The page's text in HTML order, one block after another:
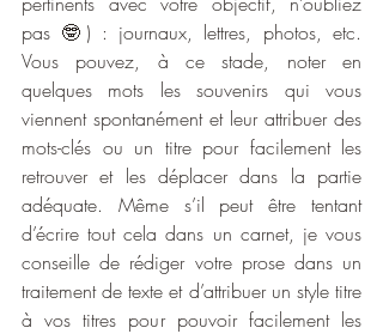
pas 🤓) : journaux, lettres, photos, etc.
Vous pouvez, à ce stade, noter en
quelques mots les souvenirs qui vous
viennent spontanément et leur attribuer des
mots-clés ou un titre pour facilement les
retrouver et les déplacer dans la partie
adéquate. Même s’il peut être tentant
d’écrire tout cela dans un carnet, je vous
conseille de rédiger votre prose dans un
traitement de texte et d’attribuer un style titre
à vos titres pour pouvoir facilement les